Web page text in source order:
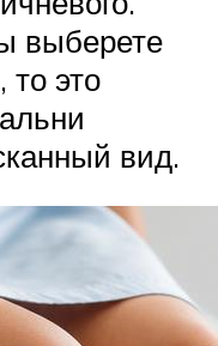
выберете
то это
вид.